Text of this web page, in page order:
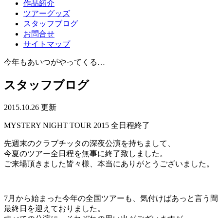
作品紹介
ツアーグッズ
スタッフブログ
お問合せ
サイトマップ
今年もあいつがやってくる…
スタッフブログ
2015.10.26 更新
MYSTERY NIGHT TOUR 2015 全日程終了
先週末のクラブチッタの深夜公演を持ちまして、
今夏のツアー全日程を無事に終了致しました。
ご来場頂きました皆々様、本当にありがとうございました。
7月から始まった今年の全国ツアーも、気付けばあっと言う
最終日を迎えておりました。